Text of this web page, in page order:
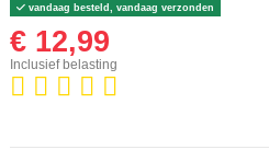
vandaag besteld, vandaag verzonden
€ 12,99
Inclusief belasting